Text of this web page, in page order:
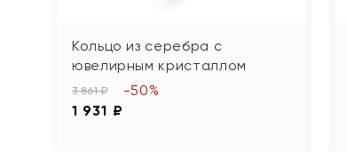
Кольцо из серебра с
ювелирным кристаллом
3 861 ₽
1 931 ₽
-50%